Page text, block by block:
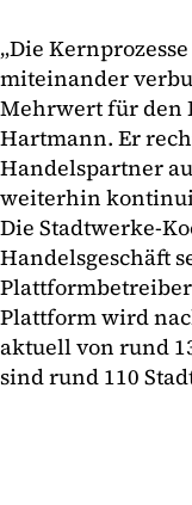
„Die
miteinander
Mehrwert für den
Hartmann. Er
Handelspartner
weiterhin
Die Stadtwerke-
Handelsgeschäft
Plattform wird
aktuell von rund
sind rund 110